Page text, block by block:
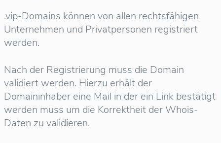
.vip-Domains können von allen rechtsfähigen
Unternehmen und Privatpersonen registriert
werden.
Nach der Registrierung muss die Domain
validiert werden. Hierzu erhält der
Domaininhaber eine Mail in der ein Link bestätigt
werden muss um die Korrektheit der Whois-
Daten zu validieren.